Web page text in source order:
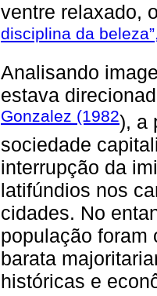
ventre relaxado,
disciplina da
Analisando
estava
Gonzalez (1982), a
sociedade
interrupção da
latifúndios nos
cidades. No
população foram
barata
históricas e